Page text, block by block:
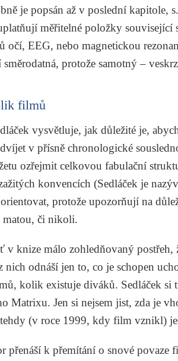
je popsán až v poslední kapitole,
měřitelné položky související
očí, EEG, nebo magnetickou
protože samotný –
filmů
vysvětluje, jak důležité je,
v přísně chronologické
ozřejmit celkovou fabulační
konvencích (Sedláček je
orientovat, protože upozorňují na
či nikoli.
v knize málo zohledňovaný postřeh,
nich odnáší jen to, co je schopen
kolik existuje diváků. Sedláček si
Matrixu. Jen si nejsem jist, zda je
(v roce 1999, kdy film vznikl)
přenáší k přemítání o snové